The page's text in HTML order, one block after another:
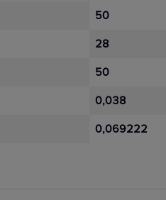
50
28
50
0,038
0,069222